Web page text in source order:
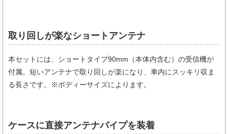
取り回しが楽なショートアンテナ
本セットには、ショートタイプ90mm（本体内含む）の受信機が
付属。短いアンテナで取り回しが楽になり、車内にスッキリ収ま
る長さです。※ボディーサイズによります。
ケースに直接アンテナパイプを装着